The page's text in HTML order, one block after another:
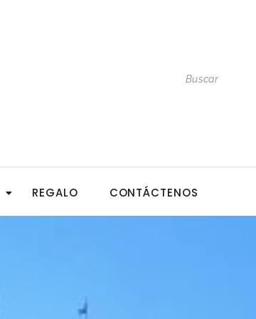
REGALO CONTÁCTENOS